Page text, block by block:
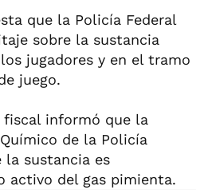
que la Policía Federal
sobre la sustancia
jugadores y en el tramo
juego.
fiscal informó que la
de la Policía
la sustancia es
activo del gas pimienta.